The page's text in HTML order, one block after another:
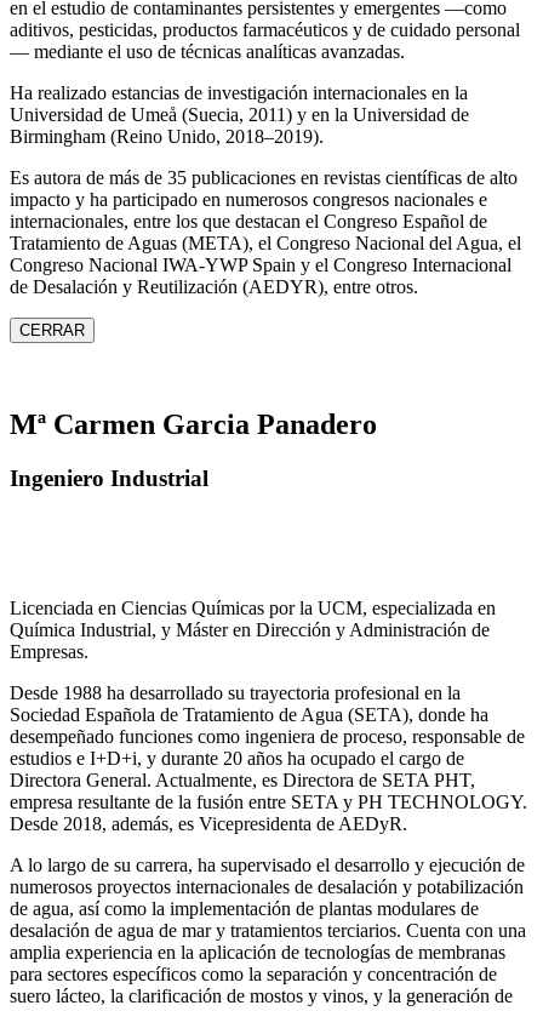
en el estudio de contaminantes persistentes y emergentes —como
aditivos, pesticidas, productos farmacéuticos y de cuidado personal
— mediante el uso de técnicas analíticas avanzadas.
Ha realizado estancias de investigación internacionales en la
Universidad de Umeå (Suecia, 2011) y en la Universidad de
Birmingham (Reino Unido, 2018–2019).
Es autora de más de 35 publicaciones en revistas científicas de alto
impacto y ha participado en numerosos congresos nacionales e
internacionales, entre los que destacan el Congreso Español de
Tratamiento de Aguas (META), el Congreso Nacional del Agua, el
Congreso Nacional IWA‑YWP Spain y el Congreso Internacional
de Desalación y Reutilización (AEDYR), entre otros.
CERRAR
Mª Carmen Garcia Panadero
Ingeniero Industrial
Licenciada en Ciencias Químicas por la UCM, especializada en
Química Industrial, y Máster en Dirección y Administración de
Empresas.
Desde 1988 ha desarrollado su trayectoria profesional en la
Sociedad Española de Tratamiento de Agua (SETA), donde ha
desempeñado funciones como ingeniera de proceso, responsable de
estudios e I+D+i, y durante 20 años ha ocupado el cargo de
Directora General. Actualmente, es Directora de SETA PHT,
empresa resultante de la fusión entre SETA y PH TECHNOLOGY.
Desde 2018, además, es Vicepresidenta de AEDyR.
A lo largo de su carrera, ha supervisado el desarrollo y ejecución de
numerosos proyectos internacionales de desalación y potabilización
de agua, así como la implementación de plantas modulares de
desalación de agua de mar y tratamientos terciarios. Cuenta con una
amplia experiencia en la aplicación de tecnologías de membranas
para sectores específicos como la separación y concentración de
suero lácteo, la clarificación de mostos y vinos, y la generación de